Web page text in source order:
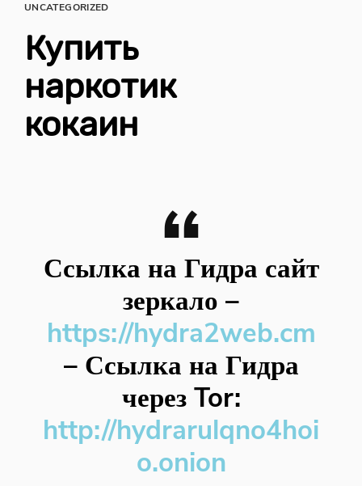
UNCATEGORIZED
Купить
наркотик
кокаин
Ссылка на Гидра сайт
зеркало –
https://hydra2web.cm
– Ссылка на Гидра
через Tor:
http://hydrarulqno4hoi
o.onion